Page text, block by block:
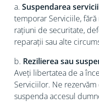
a. Suspendarea
temporar Serviciile,
rațiuni de securitate,
reparații sau alte
b. Rezilierea sau
Aveți libertatea de a
Serviciilor. Ne
suspenda accesul